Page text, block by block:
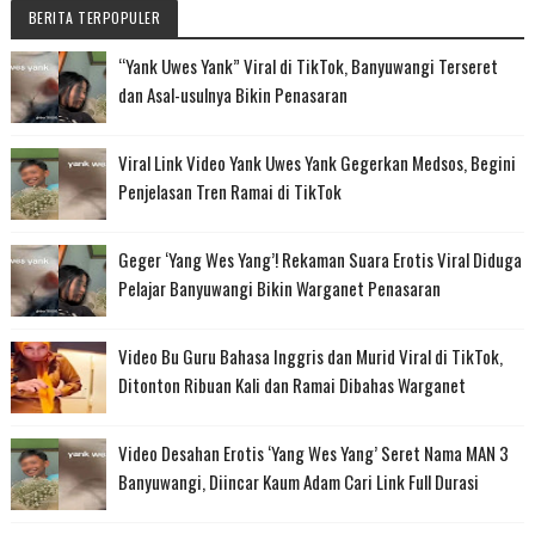
BERITA TERPOPULER
“Yank Uwes Yank” Viral di TikTok, Banyuwangi Terseret
dan Asal-usulnya Bikin Penasaran
Viral Link Video Yank Uwes Yank Gegerkan Medsos, Begini
Penjelasan Tren Ramai di TikTok
Geger ‘Yang Wes Yang’! Rekaman Suara Erotis Viral Diduga
Pelajar Banyuwangi Bikin Warganet Penasaran
Video Bu Guru Bahasa Inggris dan Murid Viral di TikTok,
Ditonton Ribuan Kali dan Ramai Dibahas Warganet
Video Desahan Erotis ‘Yang Wes Yang’ Seret Nama MAN 3
Banyuwangi, Diincar Kaum Adam Cari Link Full Durasi